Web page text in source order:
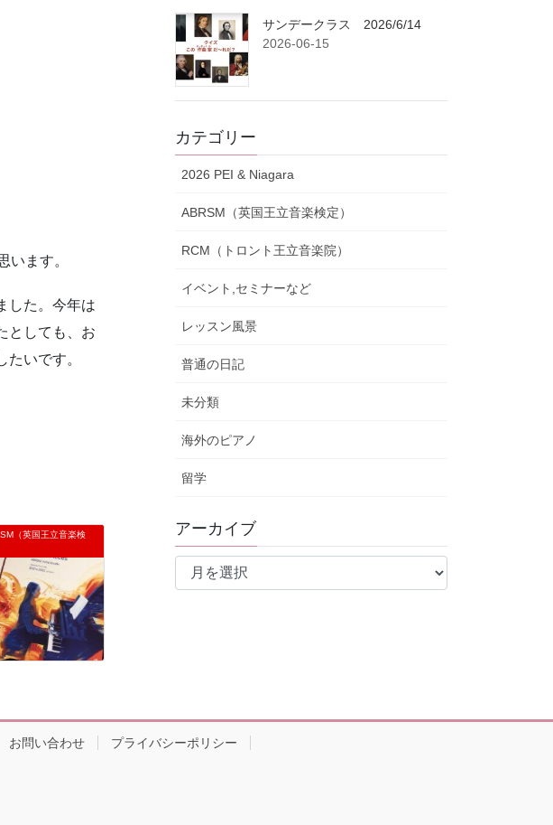
います。
した。今年は
としても、お
いです。
（英国王立音楽検
サンデークラス 2026/6/14
2026-06-15
カテゴリー
2026 PEI & Niagara
ABRSM（英国王立音楽検定）
RCM（トロント王立音楽院）
イベント,セミナーなど
レッスン風景
普通の日記
未分類
海外のピアノ
留学
アーカイブ
ア
お問い合わせ プライバシーポリシー